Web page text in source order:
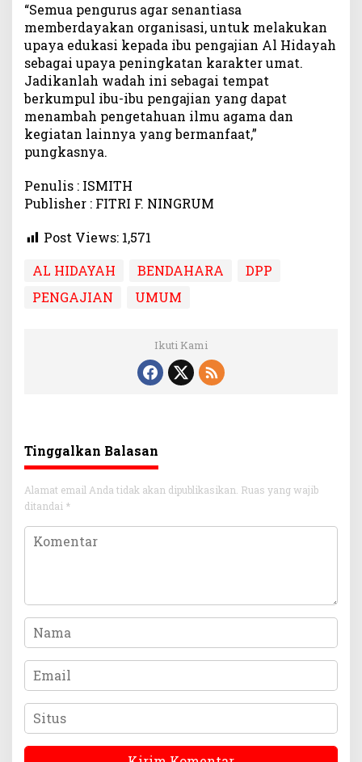
“Semua pengurus agar senantiasa
memberdayakan organisasi, untuk melakukan
upaya edukasi kepada ibu pengajian Al Hidayah
sebagai upaya peningkatan karakter umat.
Jadikanlah wadah ini sebagai tempat
berkumpul ibu-ibu pengajian yang dapat
menambah pengetahuan ilmu agama dan
kegiatan lainnya yang bermanfaat,”
pungkasnya.
Penulis : ISMITH
Publisher : FITRI F. NINGRUM
Post Views: 1,571
AL HIDAYAH
BENDAHARA
DPP
PENGAJIAN
UMUM
Ikuti Kami
Tinggalkan Balasan
Alamat email Anda tidak akan dipublikasikan. Ruas yang wajib
ditandai *